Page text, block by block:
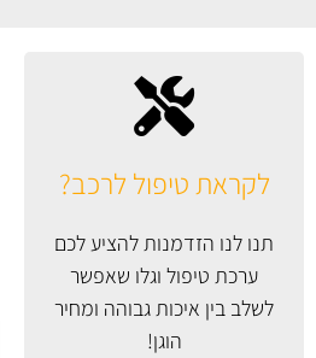
לקראת טיפול לרכב?
תנו לנו הזדמנות להציע לכם
ערכת טיפול וגלו שאפשר
לשלב בין איכות גבוהה ומחיר
הוגן!